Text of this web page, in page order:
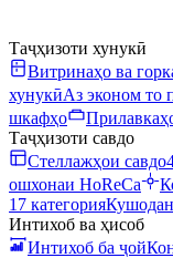
Таҷҳизоти хунукӣ
Витринаҳо ва
хунукӣАз эконом то
шкафҳо
Таҷҳизоти савдо
Стеллажҳои савдо
ошхонаи HoReCa
17 категория
Интихоб ва ҳисоб
Интихоб ба ҷой